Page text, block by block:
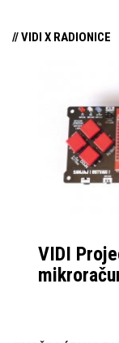
// VIDI X RADIONICE
VIDI